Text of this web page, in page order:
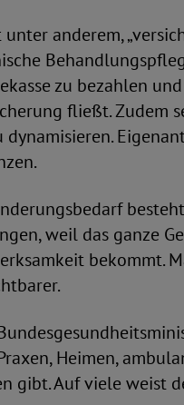
anderem,
zu bezahlen
fließt. Zudem
weil das ganze
bekommt.
Heimen,
gibt. Auf viele weist